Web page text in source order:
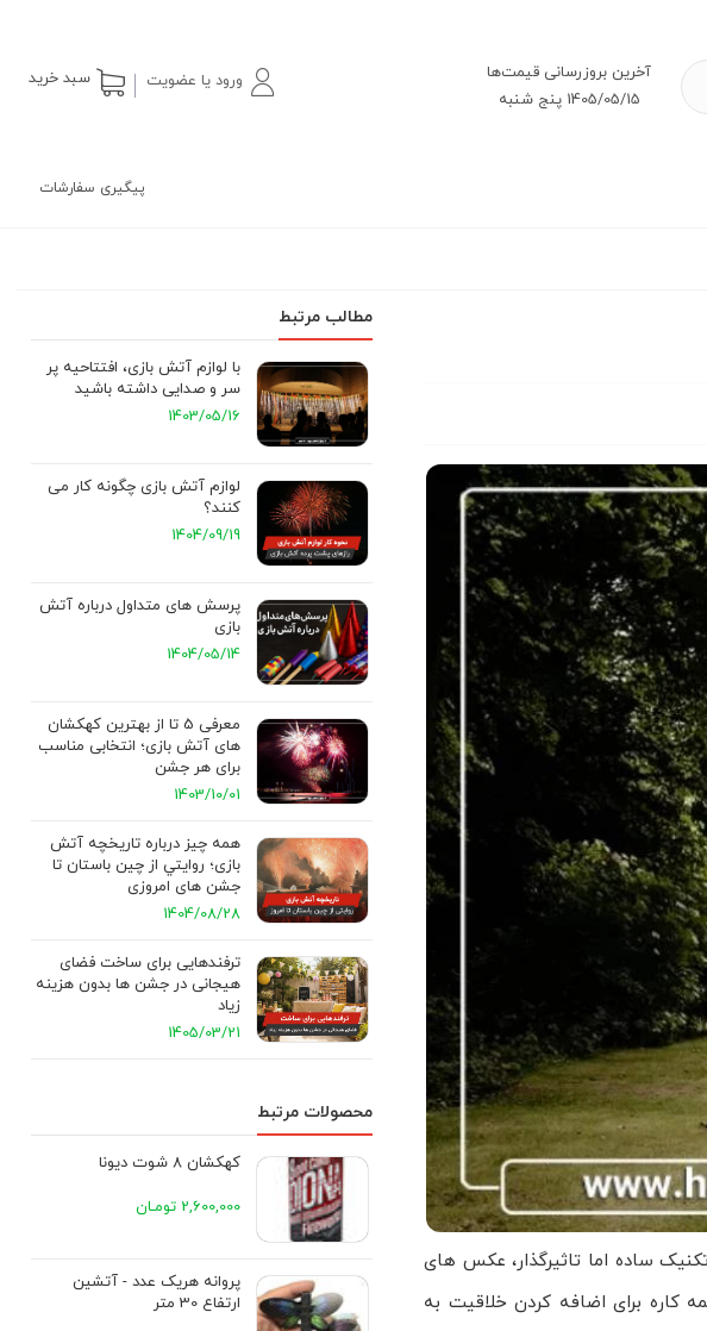
آخرین بروز‌رسانی قیمت‌ها
1405/05/15 پنج شنبه
ورود یا عضویت سبد خرید
پیگیری سفارشات
ساده اما تاثیرگذار، عکس های
کاره برای اضافه کردن خلاقیت به
مطالب مرتبط
با لوازم آتش بازی، افتتاحیه پر
سر و صدایی داشته باشید
1403/05/16
لوازم آتش بازی چگونه کار می
کنند؟
1404/09/19
پرسش‌ های متداول درباره آتش‌
بازی
1404/05/14
معرفی 5 تا از بهترین کهکشان
های آتش بازی؛ انتخابی مناسب
برای هر جشن
1403/10/01
همه چيز درباره تاريخچه آتش
بازی؛ روايتي از چين باستان تا
جشن های امروزی
1404/08/28
ترفندهایی برای ساخت فضای
هیجانی در جشن ها بدون هزینه
زیاد
1405/03/21
محصولات مرتبط
کهکشان 8 شوت دیونا
2,600,000 تومـان
پروانه هریک عدد - آتشین
ارتفاع 30 متر